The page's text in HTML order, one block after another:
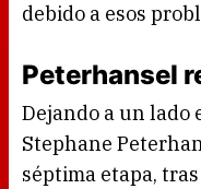
debido a esos
Peterhansel
Dejando a un lado
Stephane
séptima etapa,